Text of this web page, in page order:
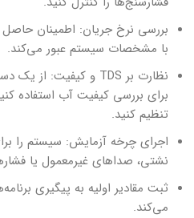
بررسی نرخ جریان: اطمینان
با مشخصات سیستم عبور می‌کند.
برای بررسی کیفیت آب استفاده
تنظیم کنید.
اجرای چرخه آزمایش: سیستم را
نشتی، صداهای غیرمعمول یا
ثبت مقادیر اولیه به پیگیری
می‌کند.